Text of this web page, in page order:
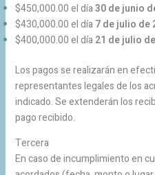
$450,000.00 el día30 de junio
$430,000.00 el día7 de julio de
$400,000.00 el día21 de julio
Los pagos se realizarán en
representantes legales de los
indicado. Se extenderán los
pago recibido.
Tercera
En caso de incumplimiento en